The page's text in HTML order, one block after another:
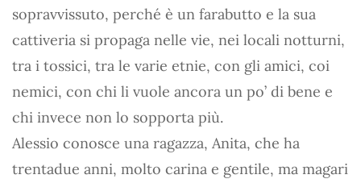
sopravvissuto, perché è un farabutto e la sua
cattiveria si propaga nelle vie, nei locali notturni,
tra i tossici, tra le varie etnie, con gli amici, coi
nemici, con chi li vuole ancora un po’ di bene e
chi invece non lo sopporta più.
Alessio conosce una ragazza, Anita, che ha
trentadue anni, molto carina e gentile, ma magari